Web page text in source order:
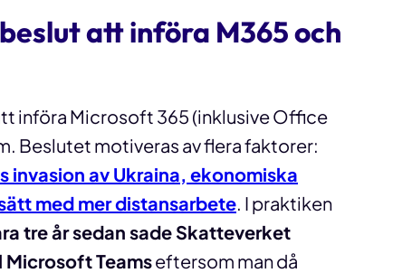
att införa M365 och
införa Microsoft 365 (inklusive Office
Beslutet motiveras av flera faktorer:
invasion av Ukraina, ekonomiska
med mer distansarbete. I praktiken
tre år sedan sade Skatteverket
Teamseftersom man då